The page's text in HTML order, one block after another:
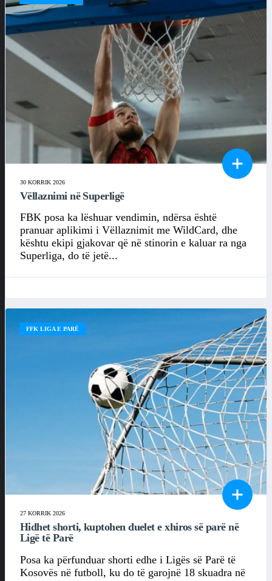
30 KORRIK 2026
Vëllaznimi në Superligë
FBK posa ka lëshuar vendimin, ndërsa është
pranuar aplikimi i Vëllaznimit me WildCard, dhe
kështu ekipi gjakovar që në stinorin e kaluar ra nga
Superliga, do të jetë...
FFK LIGA E PARË
27 KORRIK 2026
Hidhet shorti, kuptohen duelet e xhiros së parë në
Ligë të Parë
Posa ka përfunduar shorti edhe i Ligës së Parë të
Kosovës në futboll, ku do të garojnë 18 skuadra në